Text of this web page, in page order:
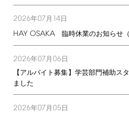
2026年07月 14日
HAY OSAKA臨時休業のお知らせ（
2026年07月 06日
【アルバイト募集】学芸部門補助
ました
2026年07月 05日